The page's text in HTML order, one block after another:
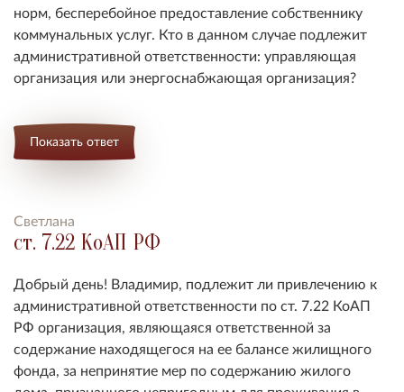
норм, бесперебойное предоставление собственнику
коммунальных услуг. Кто в данном случае подлежит
административной ответственности: управляющая
организация или энергоснабжающая организация?
Показать ответ
Светлана
ст. 7.22 КоАП РФ
Добрый день! Владимир, подлежит ли привлечению к
административной ответственности по ст. 7.22 КоАП
РФ организация, являющаяся ответственной за
содержание находящегося на ее балансе жилищного
фонда, за непринятие мер по содержанию жилого